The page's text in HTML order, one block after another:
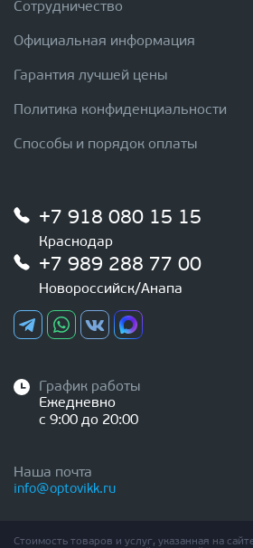
Сотрудничество
Официальная информация
Гарантия лучшей цены
Политика конфиденциальности
Способы и порядок оплаты
+7 918 080 15 15
Краснодар
+7 989 288 77 00
Новороссийск/Анапа
График работы
Ежедневно
с 9:00 до 20:00
Наша почта
info@optovikk.ru
Стоимость товаров и услуг, указанная на